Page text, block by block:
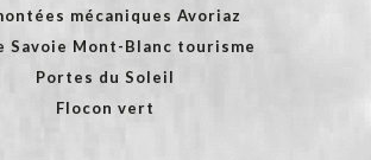
mécaniques Avoriaz
Savoie Mont-Blanc tourisme
Portes du Soleil
Flocon vert